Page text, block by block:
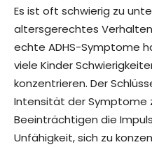
Es ist oft schwierig zu
altersgerechtes
echte ADHS-Symptome
viele Kinder
konzentrieren. Der
Intensität der Symptome
Beeinträchtigen die
Unfähigkeit, sich zu